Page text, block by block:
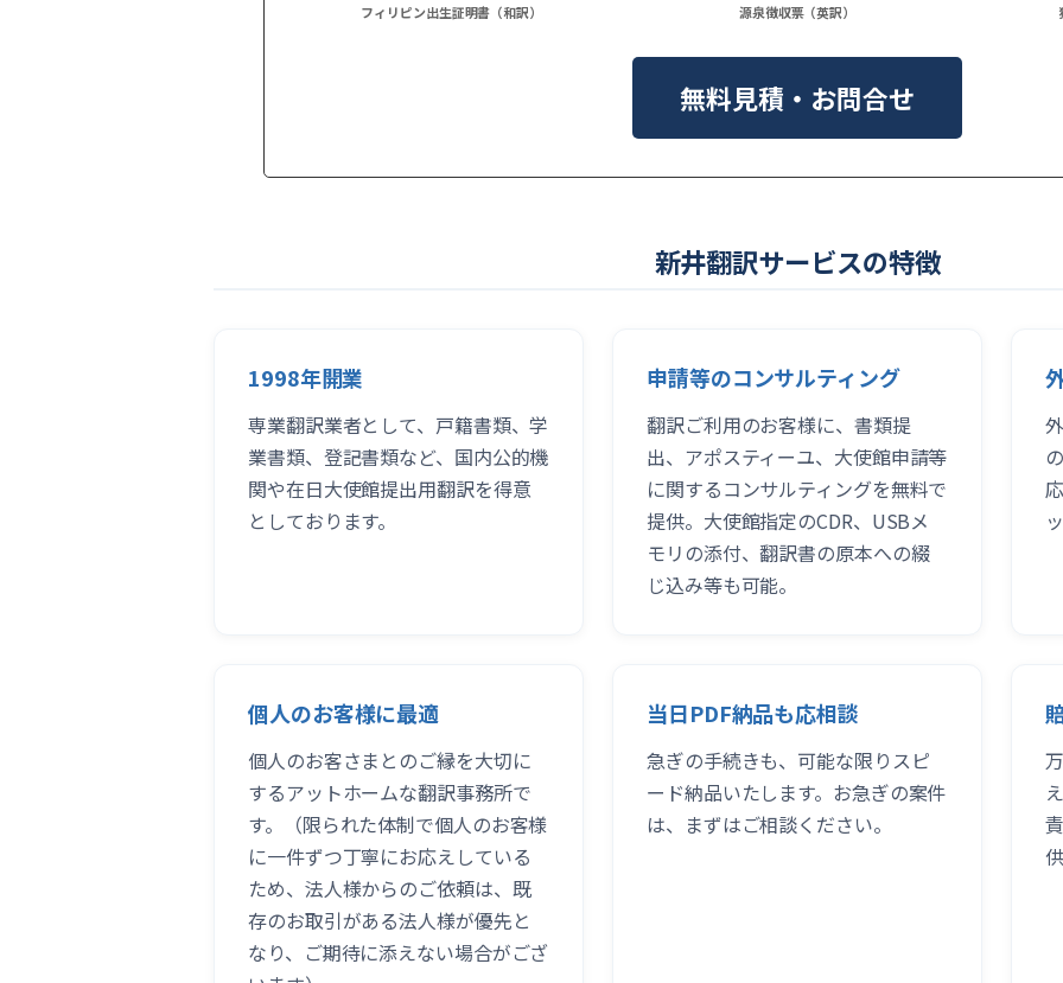
フィリピン出生証明書（和訳） 源泉徴収票（英訳）
無料見積・お問合せ
新井翻訳サービスの特徴
1998年開業
専業翻訳業者として、戸籍書類、学
業書類、登記書類など、国内公的機
関や在日大使館提出用翻訳を得意
としております。
申請等のコンサルティング
翻訳ご利用のお客様に、書類提
出、アポスティーユ、大使館申請等
に関するコンサルティングを無料で
提供。大使館指定のCDR、USBメ
モリの添付、翻訳書の原本への綴
じ込み等も可能。
個人のお客様に最適
個人のお客さまとのご縁を大切に
するアットホームな翻訳事務所で
す。（限られた体制で個人のお客様
に一件ずつ丁寧にお応えしている
ため、法人様からのご依頼は、既
存のお取引がある法人様が優先と
なり、ご期待に添えない場合がござ
当日PDF納品も応相談
急ぎの手続きも、可能な限りスピ
ード納品いたします。お急ぎの案件
は、まずはご相談ください。